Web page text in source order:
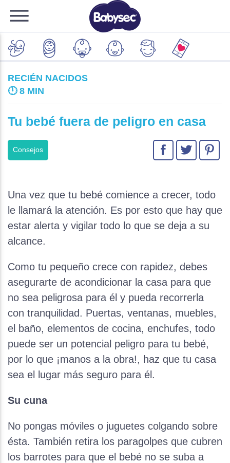
RECIÉN NACIDOS
🕛 8 MIN
Tu bebé fuera de peligro en casa
Consejos
Una vez que tu bebé comience a crecer, todo
le llamará la atención. Es por esto que hay que
estar alerta y vigilar todo lo que se deja a su
alcance.
Como tu pequeño crece con rapidez, debes
asegurarte de acondicionar la casa para que
no sea peligrosa para él y pueda recorrerla
con tranquilidad. Puertas, ventanas, muebles,
el baño, elementos de cocina, enchufes, todo
puede ser un potencial peligro para tu bebé,
por lo que ¡manos a la obra!, haz que tu casa
sea el lugar más seguro para él.
Su cuna
No pongas móviles o juguetes colgando sobre
ésta. También retira los paragolpes que cubren
los barrotes para que el bebé no se suba a